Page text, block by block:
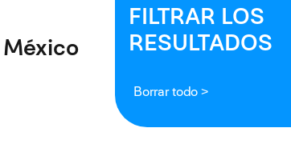
FILTRAR LOS
RESULTADOS
Borrar todo >